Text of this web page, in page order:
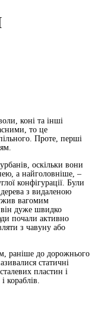
коні та інші
то це
Проте, перші
оскільки вони
а найголовніше, –
конфігурації. Були
з видаленою
вагомим
він дуже швидко
почали активно
з чавуну або
раніше до дорожнього
статичні
пластин і
кораблів.